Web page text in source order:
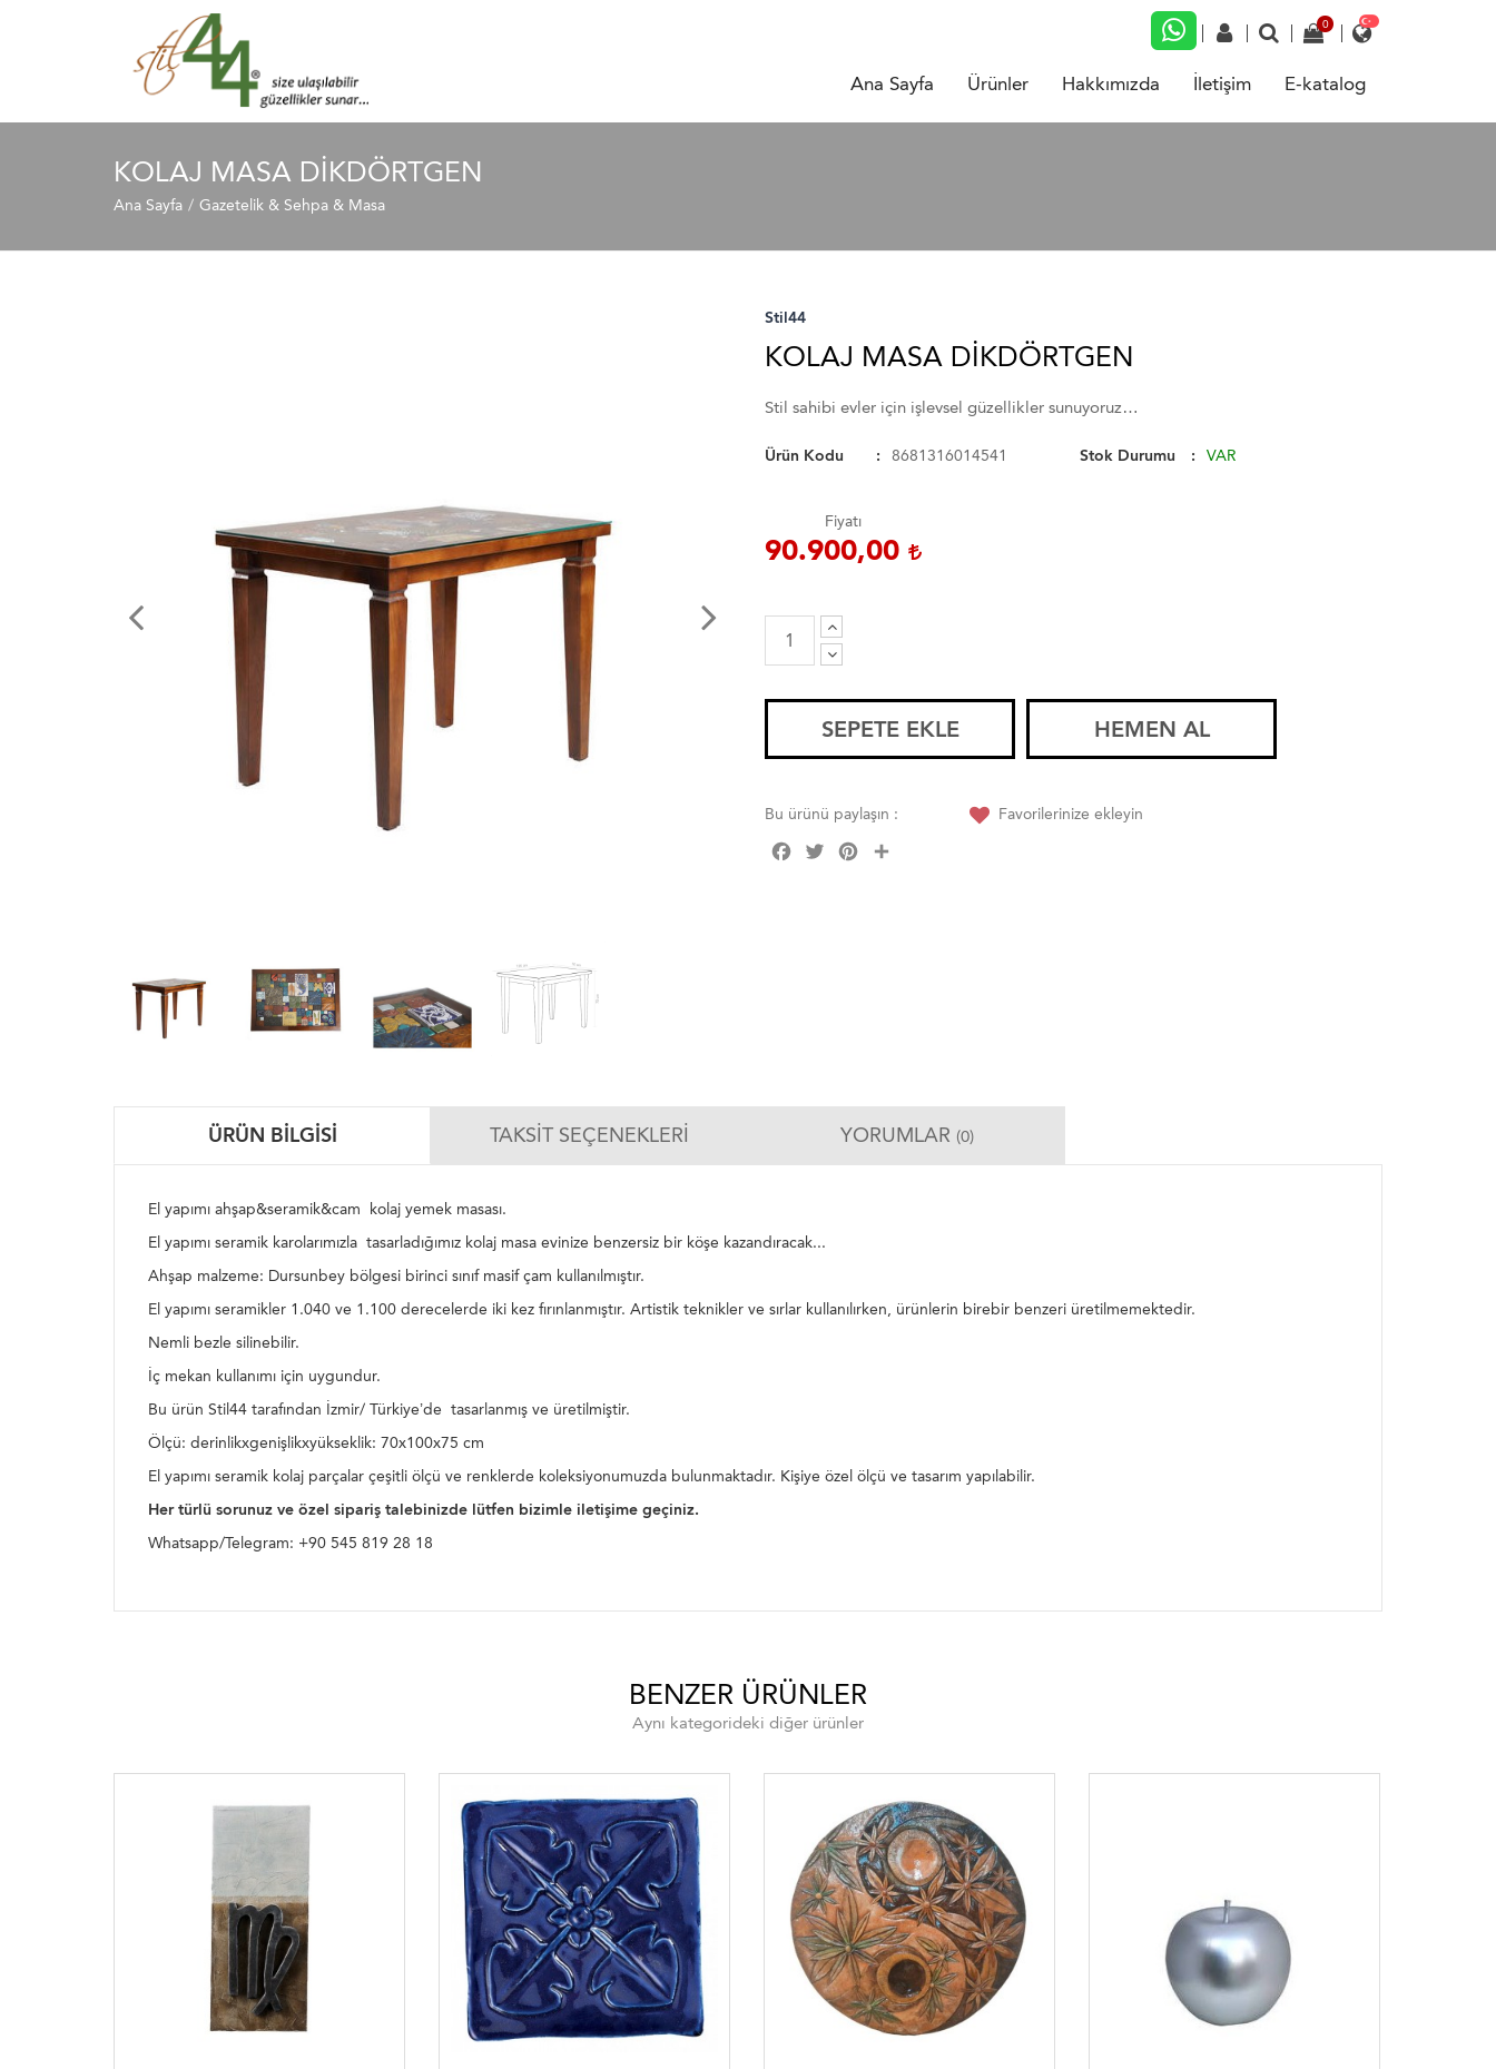
Ana Sayfa Ürünler Hakkımızda İletişim E-katalog
KOLAJ MASA DİKDÖRTGEN
Ana Sayfa Gazetelik & Sehpa & Masa
Stil44
KOLAJ MASA DİKDÖRTGEN
Stil sahibi evler için işlevsel güzellikler sunuyoruz…
Ürün Kodu 8681316014541 Stok Durumu VAR
Fiyatı
90.900,00
SEPETE EKLE HEMEN AL
Bu ürünü paylaşın :
FacebookTwitterPinterest
Favorilerinize ekleyin
ÜRÜN BILGISI TAKSIT SEÇENEKLERI YORUMLAR (0)
El yapımı ahşap&seramik&cam kolaj yemek masası.
El yapımı seramik karolarımızla tasarladığımız kolaj masa evinize benzersiz bir köşe kazandıracak...
Ahşap malzeme: Dursunbey bölgesi birinci sınıf masif çam kullanılmıştır.
El yapımı seramikler 1.040 ve 1.100 derecelerde iki kez fırınlanmıştır. Artistik teknikler ve sırlar kullanılırken, ürünlerin birebir benzeri üretilmemektedir.
Nemli bezle silinebilir.
İç mekan kullanımı için uygundur.
Bu ürün Stil44 tarafından İzmir/ Türkiye’de tasarlanmış ve üretilmiştir.
Ölçü: derinlikxgenişlikxyükseklik: 70x100x75 cm
El yapımı seramik kolaj parçalar çeşitli ölçü ve renklerde koleksiyonumuzda bulunmaktadır. Kişiye özel ölçü ve tasarım yapılabilir.
Her türlü sorunuz ve özel sipariş talebinizde lütfen bizimle iletişime geçiniz.
Whatsapp/Telegram: +90 545 819 28 18
BENZER ÜRÜNLER
Aynı kategorideki diğer ürünler